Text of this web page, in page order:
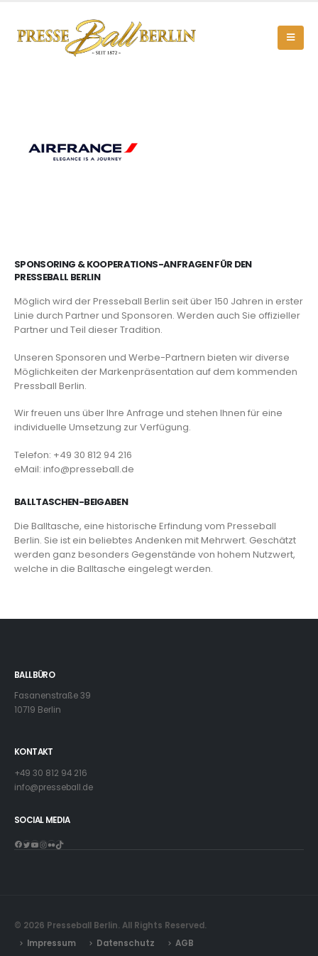
SPONSORING & KOOPERATIONS-ANFRAGEN FÜR DEN
PRESSEBALL BERLIN
Möglich wird der Presseball Berlin seit über 150 Jahren in erster
Linie durch Partner und Sponsoren. Werden auch Sie offizieller
Partner und Teil dieser Tradition.
Unseren Sponsoren und Werbe-Partnern bieten wir diverse
Möglichkeiten der Markenpräsentation auf dem kommenden
Pressball Berlin.
Wir freuen uns über Ihre Anfrage und stehen Ihnen für eine
individuelle Umsetzung zur Verfügung.
Telefon: +49 30 812 94 216
eMail: info@presseball.de
BALLTASCHEN-BEIGABEN
Die Balltasche, eine historische Erfindung vom Presseball
Berlin. Sie ist ein beliebtes Andenken mit Mehrwert. Geschätzt
werden ganz besonders Gegenstände von hohem Nutzwert,
welche in die Balltasche eingelegt werden.
BALLBÜRO
Fasanenstraße 39
10719 Berlin
KONTAKT
+49 30 812 94 216
info@presseball.de
SOCIAL MEDIA
Facebook
Twitter
YouTube
Instagram
FlickrTikTok
© 2026 Presseball Berlin. All Rights Reserved.
Impressum
Datenschutz AGB